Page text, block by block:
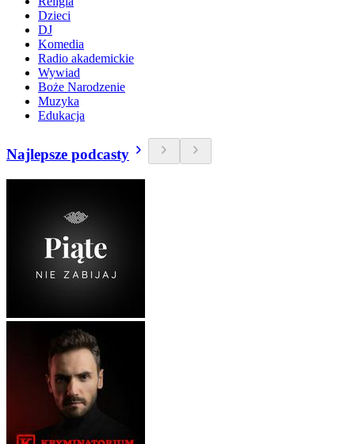
Dzieci
DJ
Komedia
Radio akademickie
Wywiad
Boże Narodzenie
Muzyka
Edukacja
Najlepsze podcasty